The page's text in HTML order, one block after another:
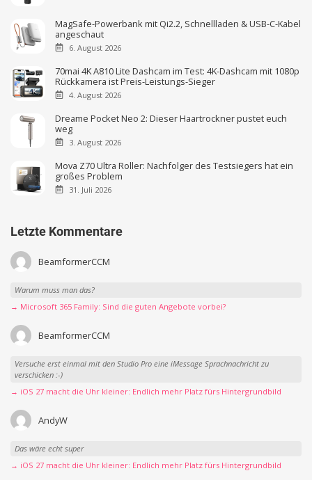
MagSafe-Powerbank mit Qi2.2, Schnellladen & USB-C-Kabel
angeschaut
6. August 2026
70mai 4K A810 Lite Dashcam im Test: 4K-Dashcam mit 1080p
Rückkamera ist Preis-Leistungs-Sieger
4. August 2026
Dreame Pocket Neo 2: Dieser Haartrockner pustet euch
weg
3. August 2026
Mova Z70 Ultra Roller: Nachfolger des Testsiegers hat ein
großes Problem
31. Juli 2026
Letzte Kommentare
BeamformerCCM
Warum muss man das?
→ Microsoft 365 Family: Sind die guten Angebote vorbei?
BeamformerCCM
Versuche erst einmal mit den Studio Pro eine iMessage Sprachnachricht zu
verschicken :-)
→ iOS 27 macht die Uhr kleiner: Endlich mehr Platz fürs Hintergrundbild
AndyW
Das wäre echt super
→ iOS 27 macht die Uhr kleiner: Endlich mehr Platz fürs Hintergrundbild